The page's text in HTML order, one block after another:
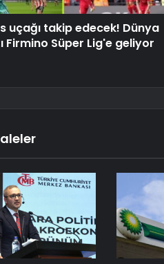
uçağı takip edecek! Dünya
Firmino Süper Lig'e geliyor